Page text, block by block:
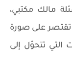
مالك مكتبي،
على صورة
التي تتحوّل إلى